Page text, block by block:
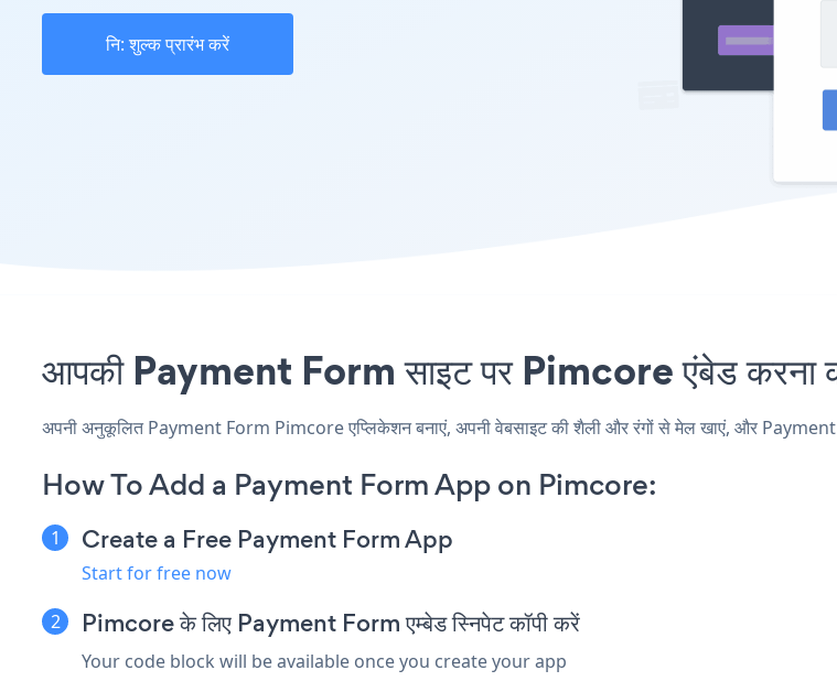
नि: शुल्क प्रारंभ करें
आपकी Payment Form साइट पर Pimcore एंबेड करना
अपनी अनुकूलित Payment Form Pimcore एप्लिकेशन बनाएं, अपनी वेबसाइट की शैली और रंगों से मेल खाएं, और Payment
How To Add a Payment Form App on Pimcore:
Create a Free Payment Form App
Start for free now
Pimcore के लिए Payment Form एम्बेड स्निपेट कॉपी करें
Your code block will be available once you create your app